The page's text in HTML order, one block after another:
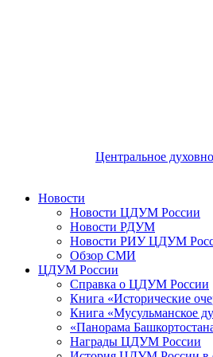
Центральное
Новости
Новости ЦДУМ России
Новости РДУМ
Новости РИУ ЦДУМ
Обзор СМИ
ЦДУМ России
Справка о ЦДУМ России
Книга «Исторические
Книга «Мусульманское
«Панорама
Награды ЦДУМ России